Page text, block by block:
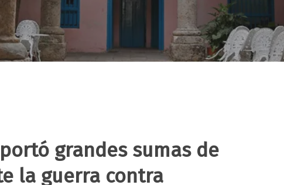
grandes sumas de
la guerra contra